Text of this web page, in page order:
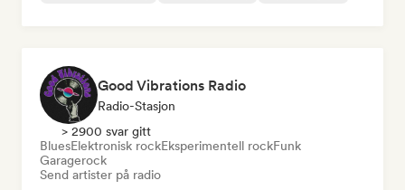
Good Vibrations Radio
Radio-Stasjon
> 2900 svar gitt
BluesElektronisk rockEksperimentell rockFunk
Garagerock
Send artister på radio